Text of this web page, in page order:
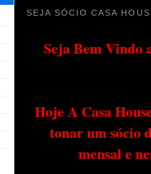
SEJA SÓCIO CASA
Seja Bem Vindo
Hoje A Casa
tonar um sócio
mensal e